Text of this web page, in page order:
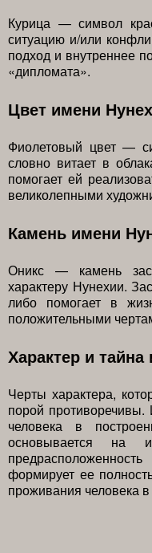
Курица — символ
ситуацию и/или
подход и внутреннее
«дипломата».
Цвет имени
Фиолетовый цвет —
словно витает в
помогает ей
великолепными
Камень имени
Оникс — камень
характеру Нунехии.
либо помогает в
положительными
Характер и
Черты характера,
порой
человека в
основывается на
формирует ее
проживания человека